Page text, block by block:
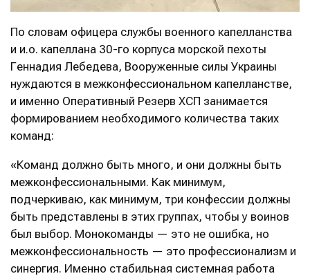
По словам офицера службы военного капелланства
и и.о. капеллана 30-го корпуса морской пехоты
Геннадия Лебедева, Вооруженные силы Украины
нуждаются в межконфессиональном капелланстве,
и именно Оперативный Резерв ХСП занимается
формированием необходимого количества таких
команд:
«Команд должно быть много, и они должны быть
межконфессиональными. Как минимум,
подчеркиваю, как минимум, три конфессии должны
быть представлены в этих группах, чтобы у воинов
был выбор. Монокоманды — это не ошибка, но
межконфессиональность — это профессионализм и
синергия. Именно стабильная системная работа